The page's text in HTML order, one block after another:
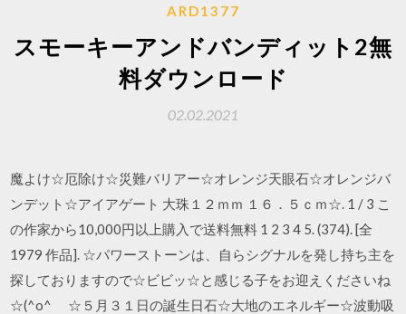
ARD1377
スモーキーアンドバンディット2無
料ダウンロード
02.02.2021
魔よけ☆厄除け☆災難バリアー☆オレンジ天眼石☆オレンジバ
ンデット☆アイアゲート 大珠１２ｍｍ １６．５ｃｍ☆. 1 / 3 こ
の作家から10,000円以上購入で送料無料 1 2 3 4 5. (374). [全
1979 作品]. ☆パワーストーンは、自らシグナルを発し持ち主を
探しておりますので☆ビビッ☆と感じる子をお迎えくださいね
☆(^o^ゞ ☆５月３１日の誕生日石☆大地のエネルギー☆波動吸